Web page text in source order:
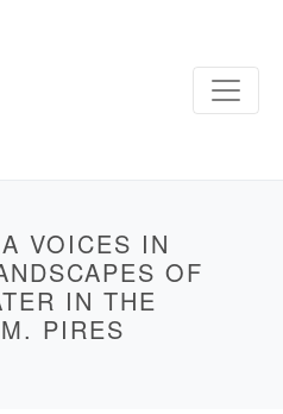
VOICES IN
OF
IN THE
PIRES